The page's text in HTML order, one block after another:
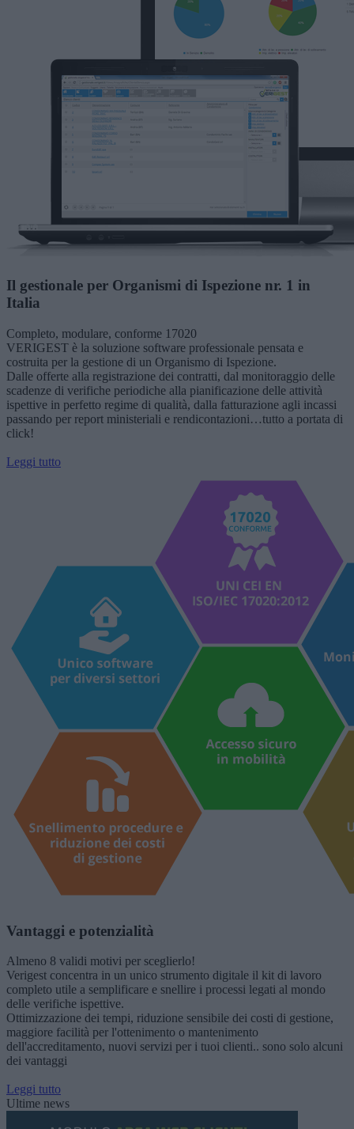
Il gestionale per Organismi di Ispezione nr. 1 in
Italia
Completo, modulare, conforme 17020
VERIGEST è la soluzione software professionale pensata e
costruita per la gestione di un Organismo di Ispezione.
Dalle offerte alla registrazione dei contratti, dal monitoraggio delle
scadenze di verifiche periodiche alla pianificazione delle attività
ispettive in perfetto regime di qualità, dalla fatturazione agli incassi
passando per report ministeriali e rendicontazioni…tutto a portata di
click!
Leggi tutto
Vantaggi e potenzialità
Almeno 8 validi motivi per sceglierlo!
Verigest concentra in un unico strumento digitale il kit di lavoro
completo utile a semplificare e snellire i processi legati al mondo
delle verifiche ispettive.
Ottimizzazione dei tempi, riduzione sensibile dei costi di gestione,
maggiore facilità per l'ottenimento o mantenimento
dell'accreditamento, nuovi servizi per i tuoi clienti.. sono solo alcuni
dei vantaggi
Leggi tutto
Ultime news